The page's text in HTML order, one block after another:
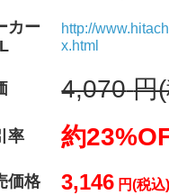
カー
http://
x.html
4,070 円
率 約
価格 3,146 円(税込)